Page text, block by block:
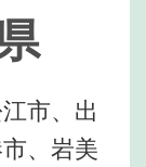
市、出
、岩美